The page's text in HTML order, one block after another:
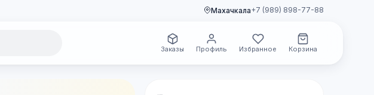
Махачкала+7 (989) 898-77-88
Заказы Профиль Избранное Корзина